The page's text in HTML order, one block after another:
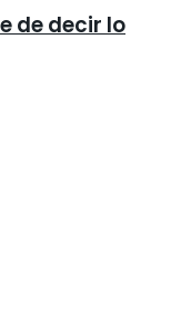
de decir lo